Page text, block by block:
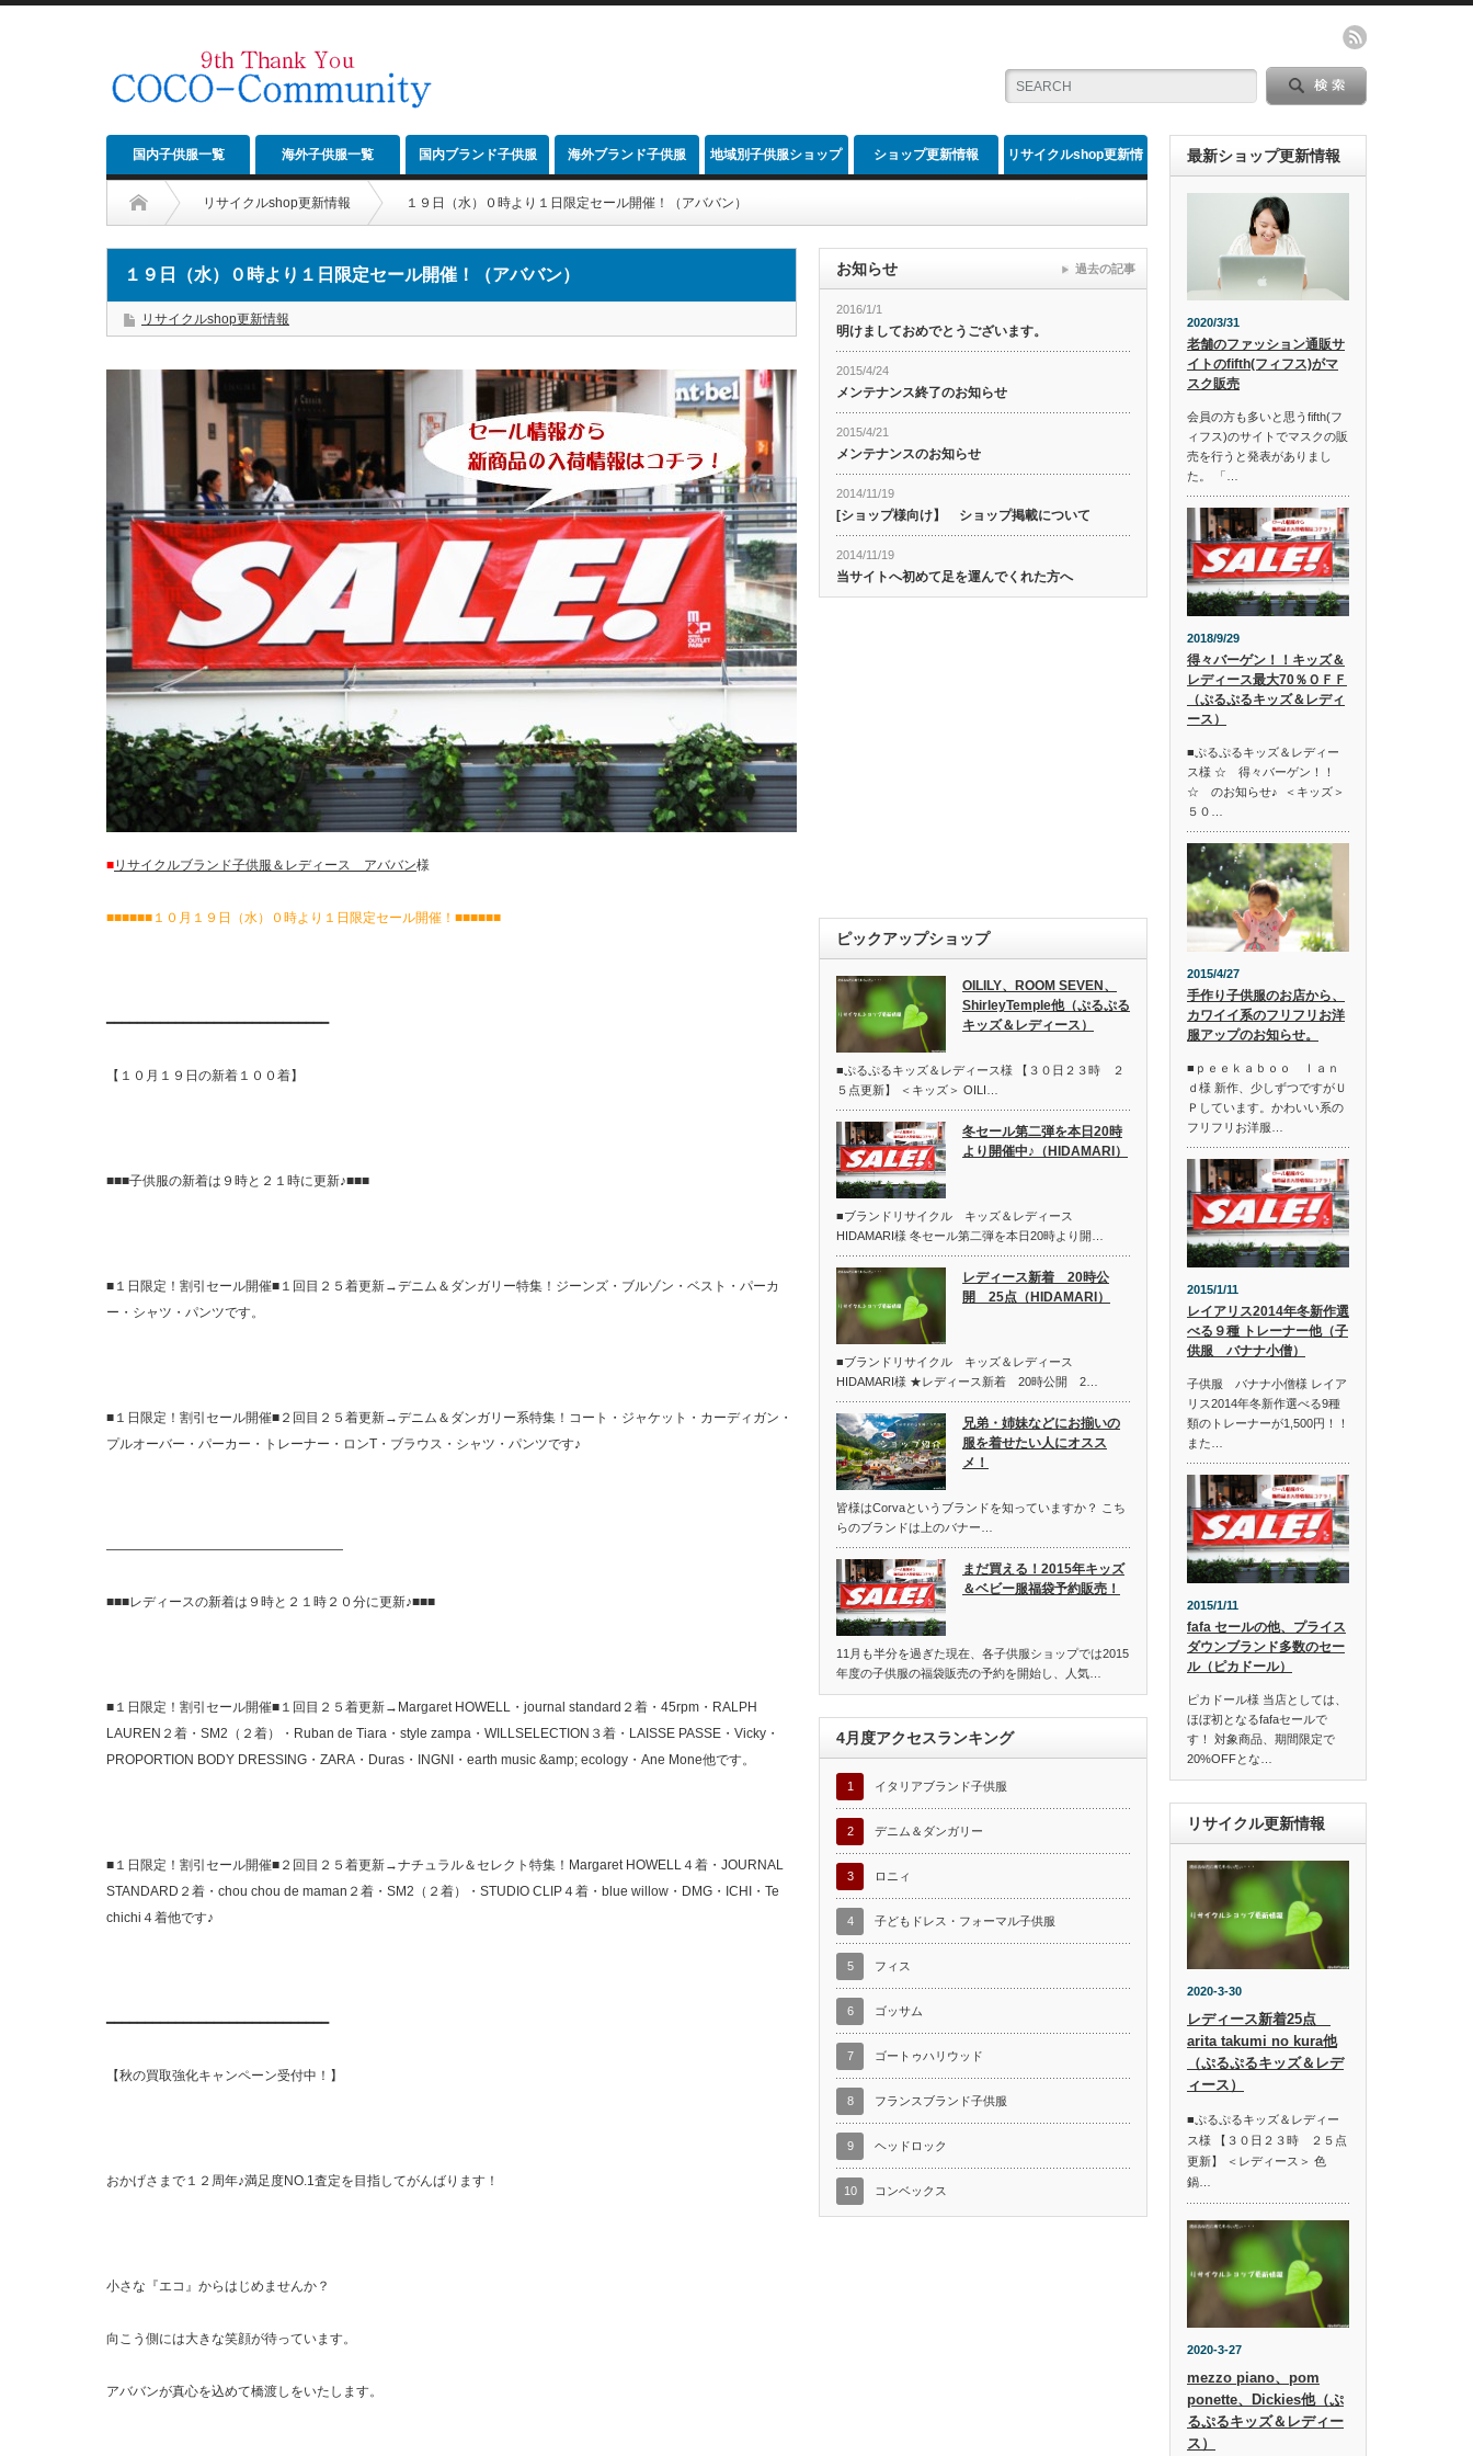
国内子供服一覧 海外子供服一覧 国内ブランド子供服 海外ブランド子供服 地域別子供服ショップ ショップ更新情報 リサイクルshop更新情
リサイクルshop更新情報 １９日（水）０時より１日限定セール開催！（アババン）
１９日（水）０時より１日限定セール開催！（アババン）
リサイクルshop更新情報
■リサイクルブランド子供服＆レディース アババン様
■■■■■■１０月１９日（水）０時より１日限定セール開催！■■■■■■
━━━━━━━━━━━━━━━━━━━━━━━━━━━━━
【１０月１９日の新着１００着】
■■■子供服の新着は９時と２１時に更新♪■■■
■１日限定！割引セール開催■１回目２５着更新→デニム＆ダンガリー特集！ジーンズ・ブルゾン・ベスト・パーカ
ー・シャツ・パンツです。
■１日限定！割引セール開催■２回目２５着更新→デニム＆ダンガリー系特集！コート・ジャケット・カーディガン・
プルオーバー・パーカー・トレーナー・ロンT・ブラウス・シャツ・パンツです♪
——————————————————
■■■レディースの新着は９時と２１時２０分に更新♪■■■
■１日限定！割引セール開催■１回目２５着更新→Margaret HOWELL・journal standard２着・45rpm・RALPH
LAUREN２着・SM2（２着）・Ruban de Tiara・style zampa・WILLSELECTION３着・LAISSE PASSE・Vicky・
PROPORTION BODY DRESSING・ZARA・Duras・INGNI・earth music &amp; ecology・Ane Mone他です。
■１日限定！割引セール開催■２回目２５着更新→ナチュラル＆セレクト特集！Margaret HOWELL４着・JOURNAL
STANDARD２着・chou chou de maman２着・SM2（２着）・STUDIO CLIP４着・blue willow・DMG・ICHI・Te
chichi４着他です♪
━━━━━━━━━━━━━━━━━━━━━━━━━━━━━
【秋の買取強化キャンペーン受付中！】
おかげさまで１２周年♪満足度NO.1査定を目指してがんばります！
小さな『エコ』からはじめませんか？
向こう側には大きな笑顔が待っています。
アババンが真心を込めて橋渡しをいたします。
お知らせ
2016/1/1
明けましておめでとうございます。
2015/4/24
メンテナンス終了のお知らせ
2015/4/21
メンテナンスのお知らせ
2014/11/19
[ショップ様向け】 ショップ掲載について
2014/11/19
当サイトへ初めて足を運んでくれた方へ
過去の記事
ピックアップショップ
OILILY、ROOM SEVEN、
ShirleyTemple他（ぷるぷる
キッズ＆レディース）
■ぷるぷるキッズ＆レディース様 【３０日２３時 ２
５点更新】 ＜キッズ＞ OILI…
冬セール第二弾を本日20時
より開催中♪（HIDAMARI）
■ブランドリサイクル キッズ＆レディース
HIDAMARI様 冬セール第二弾を本日20時より開…
レディース新着 20時公
開 25点（HIDAMARI）
■ブランドリサイクル キッズ＆レディース
HIDAMARI様 ★レディース新着 20時公開 2…
兄弟・姉妹などにお揃いの
服を着せたい人にオスス
メ！
皆様はCorvaというブランドを知っていますか？ こち
らのブランドは上のバナー…
まだ買える！2015年キッズ
＆ベビー服福袋予約販売！
11月も半分を過ぎた現在、各子供服ショップでは2015
年度の子供服の福袋販売の予約を開始し、人気…
4月度アクセスランキング
1 イタリアブランド子供服
2 デニム＆ダンガリー
3 ロニィ
4 子どもドレス・フォーマル子供服
5 フィス
6 ゴッサム
7 ゴートゥハリウッド
8 フランスブランド子供服
9 ヘッドロック
10 コンベックス
最新ショップ更新情報
2020/3/31
老舗のファッション通販サ
イトのfifth(フィフス)がマ
スク販売
会員の方も多いと思うfifth(フ
ィフス)のサイトでマスクの販
売を行うと発表がありまし
た。 「…
2018/9/29
得々バーゲン！！キッズ＆
レディース最大70％ＯＦＦ
（ぷるぷるキッズ＆レディ
ース）
■ぷるぷるキッズ＆レディー
ス様 ☆ 得々バーゲン！！
☆ のお知らせ♪ ＜キッズ＞
５０…
2015/4/27
手作り子供服のお店から、
カワイイ系のフリフリお洋
服アップのお知らせ。
■ｐｅｅｋａｂｏｏ ｌａｎ
ｄ様 新作、少しずつですがＵ
Ｐしています。かわいい系の
フリフリお洋服…
2015/1/11
レイアリス2014年冬新作選
べる９種 トレーナー他（子
供服 バナナ小僧）
子供服 バナナ小僧様 レイア
リス2014年冬新作選べる9種
類のトレーナーが1,500円！！
また…
2015/1/11
fafa セールの他、プライス
ダウンブランド多数のセー
ル（ピカドール）
ピカドール様 当店としては、
ほぼ初となるfafaセールで
す！ 対象商品、期間限定で
20%OFFとな…
リサイクル更新情報
2020-3-30
レディース新着25点
arita takumi no kura他
（ぷるぷるキッズ＆レデ
ィース）
■ぷるぷるキッズ＆レディー
ス様 【３０日２３時 ２５点
更新】 ＜レディース＞ 色
鍋…
2020-3-27
mezzo piano、pom
ponette、Dickies他（ぷ
るぷるキッズ＆レディー
ス）